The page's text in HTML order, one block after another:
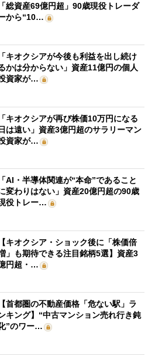
「総資産69億円超」90歳現役トレーダ
から“10…
「キオクシアが今後も利益を出し続け
かは分からない」資産11億円の個人
資家が…
「キオクシアが再び株価10万円になる
日は遠い」資産3億円超のサラリーマン
資家が…
「AI・半導体関連が“本命”であること
変わりはない」資産20億円超の90歳
役トレー…
【キオクシア・ショック後に「株価倍
」も期待できる注目銘柄5選】資産3
円超・…
【首都圏の不動産価格「危ない駅」ラ
キング】“中古マンション売れ行き鈍
”のワー…